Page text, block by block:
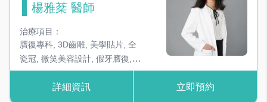
楊雅棻 醫師
治療項目：
贋復專科 3D齒雕 美學貼片 全
瓷冠 微笑美容設計 假牙膺復 ,活
動假牙,植牙專科,家庭牙科專科
詳細資訊 立即預約